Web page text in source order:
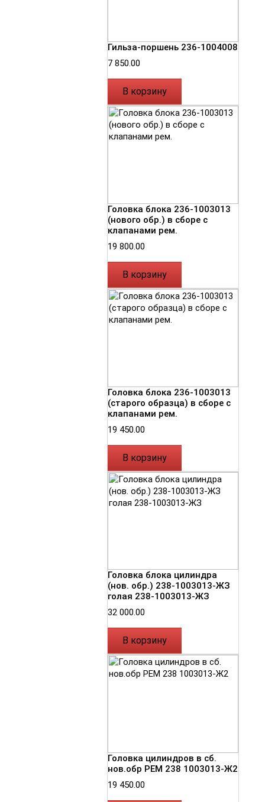
Гильза-поршень 236-1004008
7 850.00
В корзину
Головка блока 236-1003013
(нового обр.) в сборе с
клапанами рем.
19 800.00
В корзину
Головка блока 236-1003013
(старого образца) в сборе с
клапанами рем.
19 450.00
В корзину
Головка блока цилиндра
(нов. обр.) 238-1003013-ЖЗ
голая 238-1003013-ЖЗ
32 000.00
В корзину
Головка цилиндров в сб.
нов.обр РЕМ 238 1003013-Ж2
19 450.00